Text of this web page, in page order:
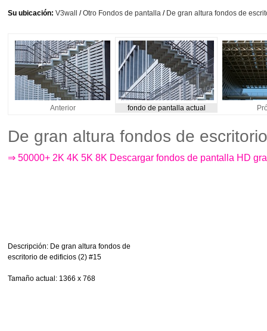
Su ubicación: V3wall /Otro Fondos de pantalla / De gran altura fondos de
Anterior fondo de pantalla actual
De gran altura fondos de
⇒ 50000+ 2K 4K 5K 8K Descargar fondos de pantalla HD
Descripción: De gran altura fondos de
escritorio de edificios (2) #15
Tamaño actual : 1366 x 768